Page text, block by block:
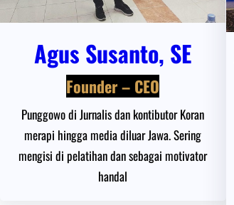
Agus Susanto, SE
Founder – CEO
Punggowo di Jurnalis dan kontibutor Koran
merapi hingga media diluar Jawa. Sering
mengisi di pelatihan dan sebagai motivator
handal